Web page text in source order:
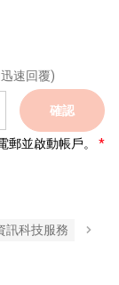
速回覆)
確認
並啟動帳戶。
訊科技服務